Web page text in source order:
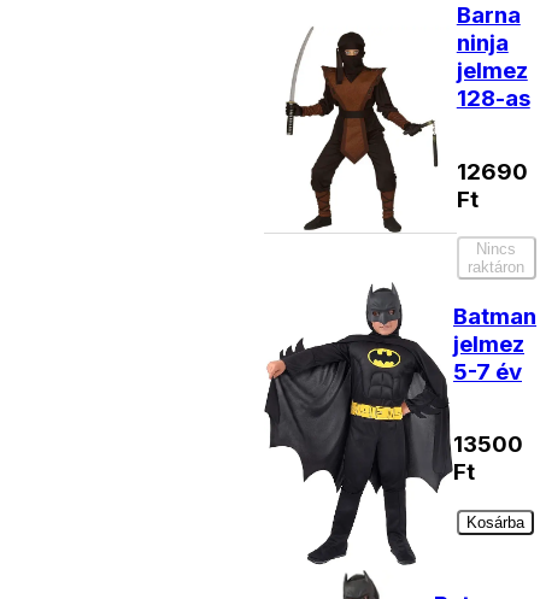
Barna
ninja
jelmez
128-as
12690
Ft
Nincs
raktáron
Batman
jelmez
5-7 év
13500
Ft
Kosárba